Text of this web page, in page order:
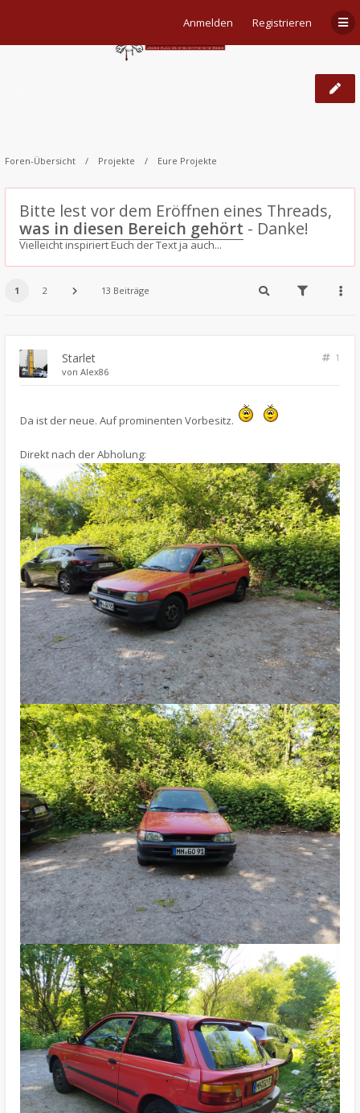
Anmelden Registrieren
Foren-Übersicht Projekte Eure Projekte
Bitte lest vor dem Eröffnen eines Threads,
was in diesen Bereich gehört - Danke!
Vielleicht inspiriert Euch der Text ja auch...
1 2 13 Beiträge
Starlet
1
von Alex86
Da ist der neue. Auf prominenten Vorbesitz.
Direkt nach der Abholung: